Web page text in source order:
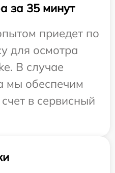
за 35 минут
приедет по
для осмотра
В случае
мы обеспечим
в сервисный